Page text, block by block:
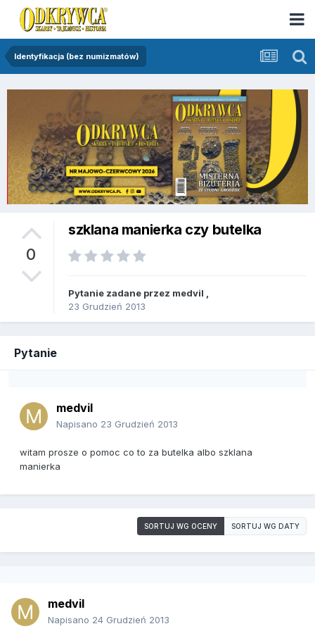
Identyfikacja (bez numizmatów)
0
szklana manierka czy butelka
Pytanie zadane przez medvil
23 Grudzień 2013
Pytanie
medvil
Napisano 23 Grudzień 2013
witam prosze o pomoc co to za butelka albo szklana
manierka
SORTUJ WG OCENY SORTUJ WG DATY
medvil
Napisano 24 Grudzień 2013